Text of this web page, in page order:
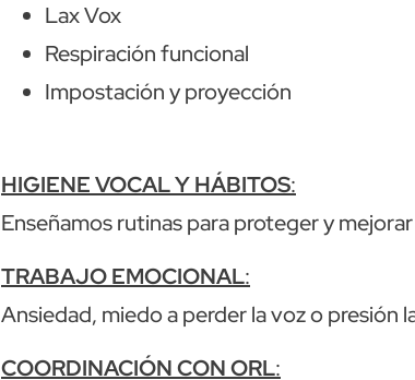
Lax Vox
Respiración funcional
Impostación y proyección
HIGIENE VOCAL Y HÁBITOS:
Enseñamos rutinas para proteger y mejorar
TRABAJO EMOCIONAL:
Ansiedad, miedo a perder la voz o presión
COORDINACIÓN CON ORL: